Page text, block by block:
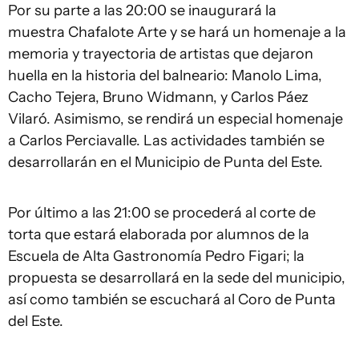
Por su parte a las 20:00 se inaugurará la
muestra Chafalote Arte y se hará un homenaje a la
memoria y trayectoria de artistas que dejaron
huella en la historia del balneario: Manolo Lima,
Cacho Tejera, Bruno Widmann, y Carlos Páez
Vilaró. Asimismo, se rendirá un especial homenaje
a Carlos Perciavalle. Las actividades también se
desarrollarán en el Municipio de Punta del Este.
Por último a las 21:00 se procederá al corte de
torta que estará elaborada por alumnos de la
Escuela de Alta Gastronomía Pedro Figari; la
propuesta se desarrollará en la sede del municipio,
así como también se escuchará al Coro de Punta
del Este.